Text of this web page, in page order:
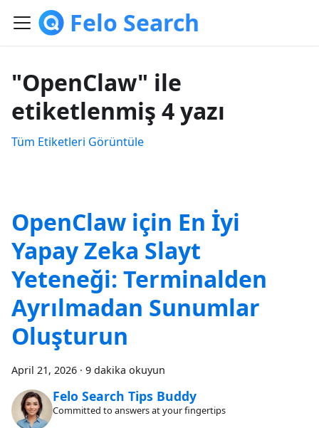
Felo Search
"OpenClaw" ile
etiketlenmiş 4 yazı
Tüm Etiketleri Görüntüle
OpenClaw için En İyi
Yapay Zeka Slayt
Yeteneği: Terminalden
Ayrılmadan Sunumlar
Oluşturun
April 21, 2026 · 9 dakika okuyun
Felo Search Tips Buddy
Committed to answers at your fingertips